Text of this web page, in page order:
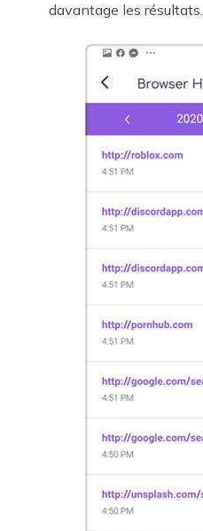
davantage les résultats.